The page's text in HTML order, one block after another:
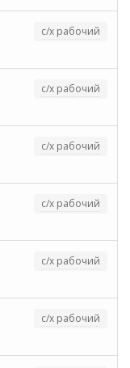
с/х рабочий
с/х рабочий
с/х рабочий
с/х рабочий
с/х рабочий
с/х рабочий